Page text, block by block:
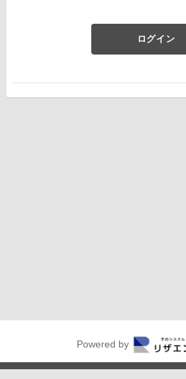
ログイン
Powered by